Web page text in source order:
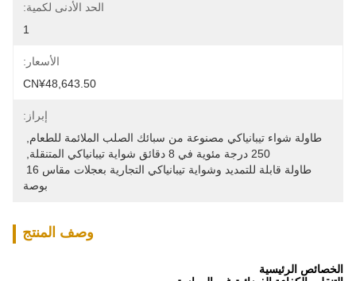
الحد الأدنى لكمية:
1
الأسعار:
CN¥48,643.50
إبراز:
طاولة شواء تيبانياكي مصنوعة من سبائك الصلب الملائمة للطعام
250 درجة مئوية في 8 دقائق شواية تيبانياكي المتنقلة
بوصة
وصف المنتج
الخصائص الرئيسية